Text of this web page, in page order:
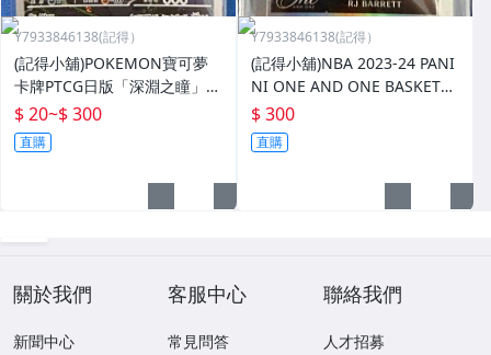
Y7933846138(記得）
(記得小舖)POKEMON寶可夢
卡牌PTCG日版「深淵之瞳」
「純白閃焰」「虛無歸零」
「太晶慶典」呆殼獸洗翠黏美
龍太陽岩地幔岩拉達薩戮德月
亮伊布月月熊赫 台灣現貨
$ 20~$ 300
直購
Y7933846138(記得）
(記得小舖)NBA 2023-24 PANI
NI ONE AND ONE BASKETB
ALL RJ BARRETT 49of99
$ 300
直購
關於我們
新聞中心
客服中心
常見問答
聯絡我們
人才招募